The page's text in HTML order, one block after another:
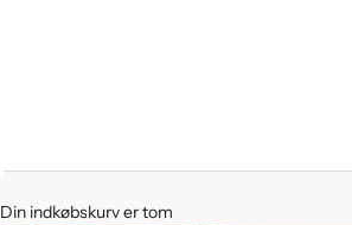
Din indkøbskurv er tom